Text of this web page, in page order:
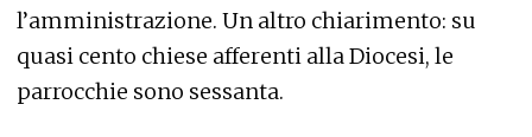
l’amministrazione. Un altro chiarimento: su
quasi cento chiese afferenti alla Diocesi, le
parrocchie sono sessanta.